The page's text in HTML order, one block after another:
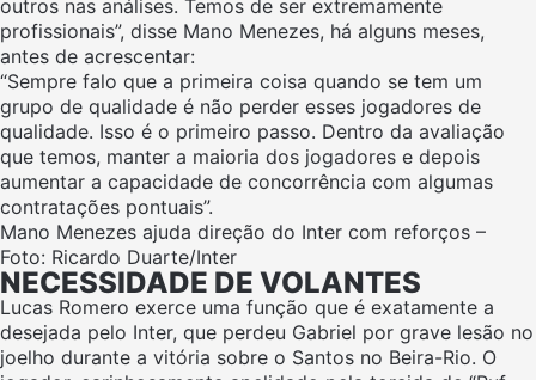
outros nas análises. Temos de ser extremamente
profissionais”, disse Mano Menezes, há alguns meses,
antes de acrescentar:
“Sempre falo que a primeira coisa quando se tem um
grupo de qualidade é não perder esses jogadores de
qualidade. Isso é o primeiro passo. Dentro da avaliação
que temos, manter a maioria dos jogadores e depois
aumentar a capacidade de concorrência com algumas
contratações pontuais”.
Mano Menezes ajuda direção do Inter com reforços –
Foto: Ricardo Duarte/Inter
NECESSIDADE DE VOLANTES
Lucas Romero exerce uma função que é exatamente a
desejada pelo Inter, que perdeu Gabriel por grave lesão no
joelho durante a vitória sobre o Santos no Beira-Rio. O